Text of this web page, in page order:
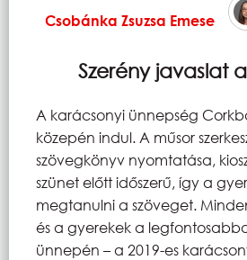
Csobánka Zsuzsa Emese
Szerény javaslat
A karácsonyi ünnepség
közepén indul. A műsor
szövegkönyv nyomtatása,
szünet előtt időszerű, így a
megtanulni a szöveget.
és a gyerekek a
ünnepén – a 2019-es